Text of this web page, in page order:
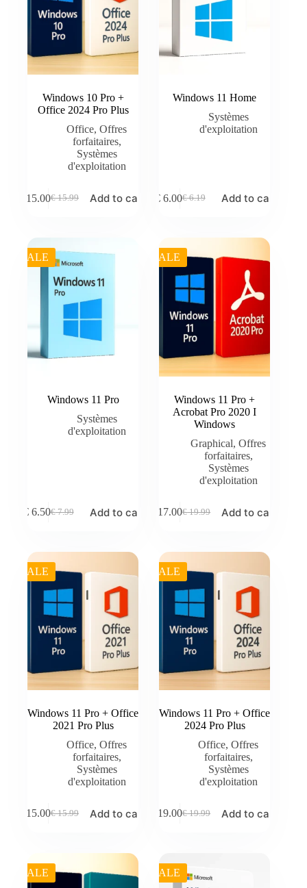
Windows 10 Pro +
Office 2024 Pro Plus
Office,Offres
forfaitaires,
Systèmes
d'exploitation
€15.99
Original
15.00Current
Add to cart
Windows 11 Home
Systèmes
d'exploitation
€6.19
Original
€6.00Current
Add to cart
SALE
Windows 11 Pro
Systèmes
d'exploitation
€7.99
Original
€ 7.99.
€6.50Current
€ 6.50.
Add to cart
SALE
Windows 11 Pro +
Acrobat Pro 2020 I
Windows
Graphical,Offres
forfaitaires,
Systèmes
d'exploitation
€19.99
Original
€ 19.99.
17.00Current
€ 17.00.
Add to cart
SALE
Windows 11 Pro + Office
2021 Pro Plus
Office,Offres
forfaitaires,
Systèmes
d'exploitation
€15.99
Original
15.00Current
Add to cart
SALE
Windows 11 Pro + Office
2024 Pro Plus
Office,Offres
forfaitaires,
Systèmes
d'exploitation
€19.99
Original
19.00Current
Add to cart
SALE SALE